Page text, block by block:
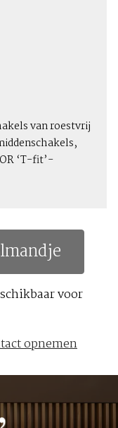
van roestvrij
‘T-fit’-
voor
opnemen